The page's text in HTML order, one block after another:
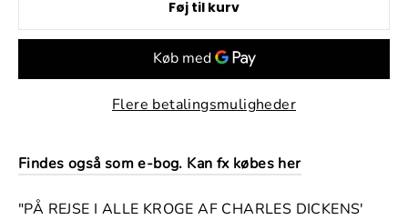
Føj til kurv
Flere betalingsmuligheder
Findes også som e-bog. Kan fx købes her
"PÅ REJSE I ALLE KROGE AF CHARLES DICKENS'